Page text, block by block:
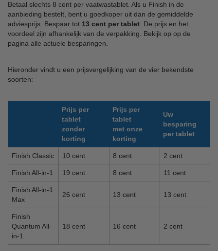
Betaal slechts 8 cent per vaatwastablet. Als u Finish in de
aanbieding bestelt, bent u goedkoper uit dan de gemiddelde
adviesprijs. Bespaar tot 13 cent per tablet . De prijs en het
voordeel zijn afhankelijk van de verpakking. Bekijk op op de
pagina alle actuele besparingen.
Hieronder vindt u een prijsvergelijking van de vier bekendste
soorten:
Prijs per
tablet
zonder
korting
Prijs per
tablet
met onze
korting
Uw
besparing
per tablet
Finish Classic 10 cent 8 cent 2 cent
Finish All-in-1 19 cent 8 cent 11 cent
Finish All-in-1
Max
26 cent 13 cent 13 cent
Finish
Quantum All-
in-1
18 cent 16 cent 2 cent